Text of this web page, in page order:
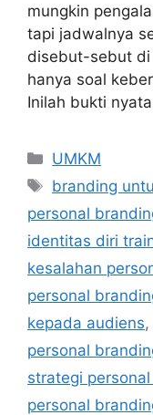
mungkin
tapi jadwalnya
disebut-sebut di
hanya soal
Inilah bukti
UMKM
branding
personal
identitas diri
kesalahan
personal
kepada audiens,
personal
strategi
personal